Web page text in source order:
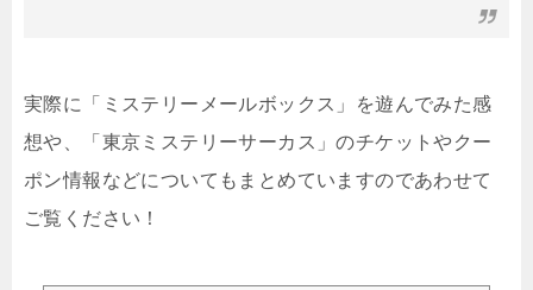
実際に「ミステリーメールボックス」を遊んでみた感
想や、「東京ミステリーサーカス」のチケットやクー
ポン情報などについてもまとめていますのであわせて
ご覧ください！